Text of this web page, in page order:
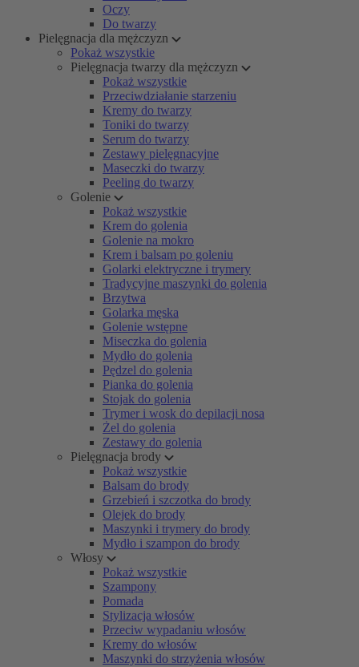
Oczy
Do twarzy
Pielęgnacja dla mężczyzn
Pokaż wszystkie
Pielęgnacja twarzy dla mężczyzn
Pokaż wszystkie
Przeciwdziałanie starzeniu
Kremy do twarzy
Toniki do twarzy
Serum do twarzy
Zestawy pielęgnacyjne
Maseczki do twarzy
Peeling do twarzy
Golenie
Pokaż wszystkie
Krem do golenia
Golenie na mokro
Krem i balsam po goleniu
Golarki elektryczne i trymery
Tradycyjne maszynki do golenia
Brzytwa
Golarka męska
Golenie wstępne
Miseczka do golenia
Mydło do golenia
Pędzel do golenia
Pianka do golenia
Stojak do golenia
Trymer i wosk do depilacji nosa
Żel do golenia
Zestawy do golenia
Pielęgnacja brody
Pokaż wszystkie
Balsam do brody
Grzebień i szczotka do brody
Olejek do brody
Maszynki i trymery do brody
Mydło i szampon do brody
Włosy
Pokaż wszystkie
Szampony
Pomada
Stylizacja włosów
Przeciw wypadaniu włosów
Kremy do włosów
Maszynki do strzyżenia włosów